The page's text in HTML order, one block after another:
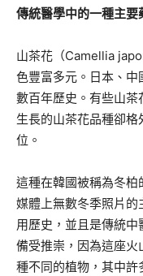
傳統醫學中的一種主要
山茶花（Camellia
色豐富多元。日本、
數百年歷史。有些山
生長的山茶花品種卻
位。
這種在韓國被稱為冬
媒體上無數冬季照片
用歷史，並且是傳統
備受推崇，因為這座
種不同的植物，其中